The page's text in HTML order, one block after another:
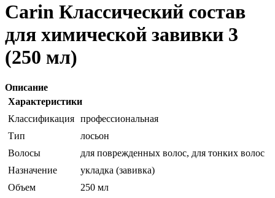
Carin Классический состав
для химической завивки 3
(250 мл)
Описание
Характеристики
Классификация профессиональная
Тип
лосьон
Волосы
для поврежденных волос, для тонких волос
Назначение
укладка (завивка)
Объем
250 мл